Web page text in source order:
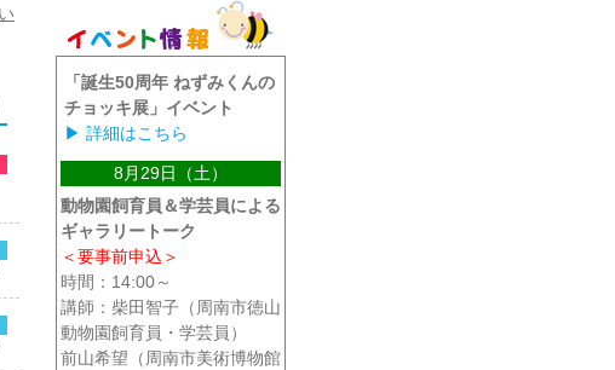
「誕生50周年 ねずみくんの
チョッキ展」イベント
▶ 詳細はこちら
8月29日（土）
動物園飼育員＆学芸員による
ギャラリートーク
＜要事前申込＞
時間：14:00～
講師：柴田智子（周南市徳山
動物園飼育員・学芸員）
前山希望（周南市美術博物館